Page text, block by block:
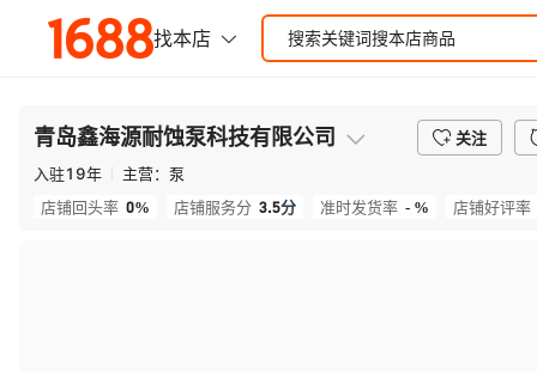
青岛鑫海源耐蚀泵科技有限公司 关注
入驻19年 主营： 泵
店铺回头率 0% 店铺服务分 3.5分 准时发货率 - % 店铺好评率